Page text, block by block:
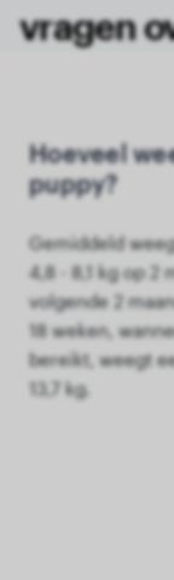
vragen
Hoeveel
puppy?
Gemiddeld
4,8 - 8,1 kg op 2
volgende 2
18 weken,
bereikt, weegt
13,7 kg.